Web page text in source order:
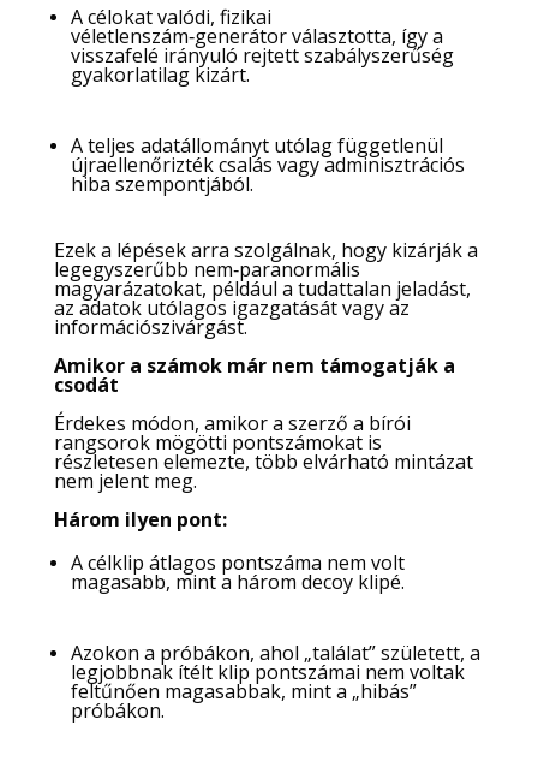
A célokat valódi, fizikai
véletlenszám‑generátor választotta, így a
visszafelé irányuló rejtett szabályszerűség
gyakorlatilag kizárt.
A teljes adatállományt utólag függetlenül
újraellenőrizték csalás vagy adminisztrációs
hiba szempontjából.
Ezek a lépések arra szolgálnak, hogy kizárják a
legegyszerűbb nem‑paranormális
magyarázatokat, például a tudattalan jeladást,
az adatok utólagos igazgatását vagy az
információszivárgást.
Amikor a számok már nem támogatják a
csodát
Érdekes módon, amikor a szerző a bírói
rangsorok mögötti pontszámokat is
részletesen elemezte, több elvárható mintázat
nem jelent meg.
Három ilyen pont:
A célklip átlagos pontszáma nem volt
magasabb, mint a három decoy klipé.
Azokon a próbákon, ahol „találat” született, a
legjobbnak ítélt klip pontszámai nem voltak
feltűnően magasabbak, mint a „hibás”
próbákon.